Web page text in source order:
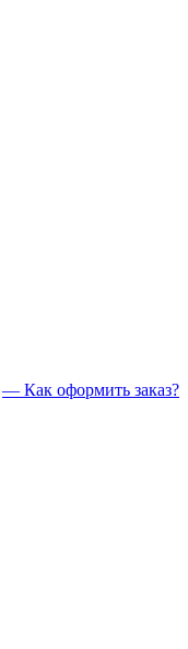
— Как оформить заказ?